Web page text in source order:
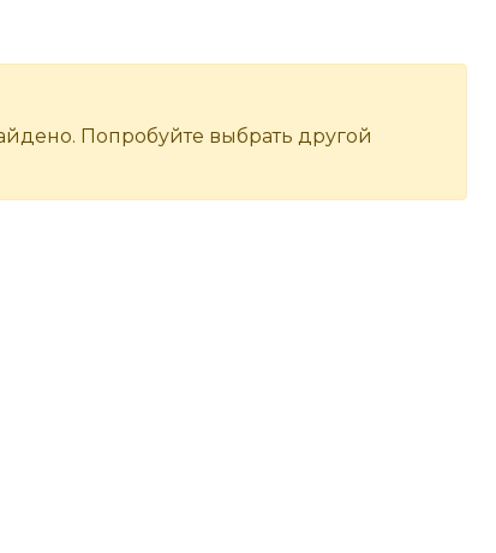
Попробуйте выбрать другой